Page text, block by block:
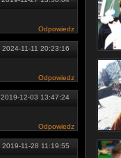
Odpowiedz
2024-11-11 20:23:16
Odpowiedz
2019-12-03 13:47:24
Odpowiedz
2019-11-28 11:19:55